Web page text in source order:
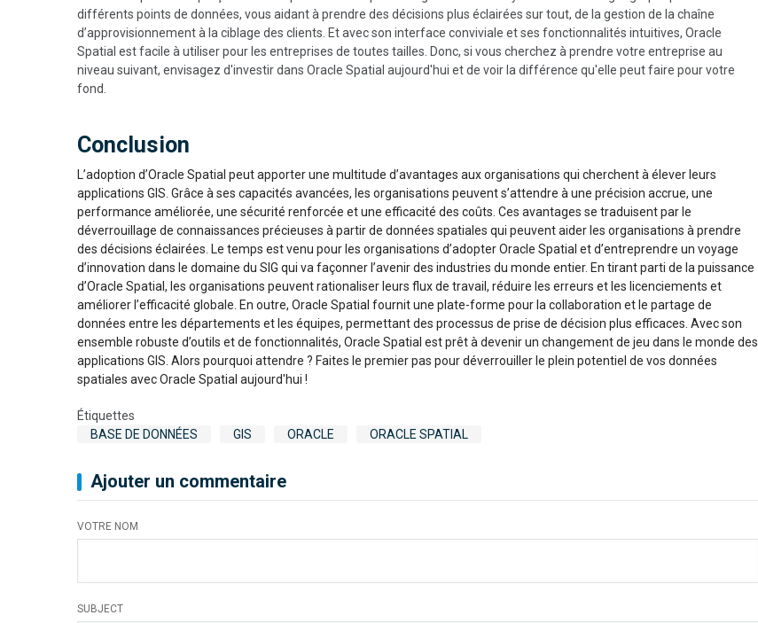
différents points de données, vous aidant à prendre des décisions plus éclairées sur tout, de la gestion de la chaîne
d’approvisionnement à la ciblage des clients. Et avec son interface conviviale et ses fonctionnalités intuitives, Oracle
Spatial est facile à utiliser pour les entreprises de toutes tailles. Donc, si vous cherchez à prendre votre entreprise au
niveau suivant, envisagez d'investir dans Oracle Spatial aujourd'hui et de voir la différence qu'elle peut faire pour votre
fond.
Conclusion
L’adoption d’Oracle Spatial peut apporter une multitude d’avantages aux organisations qui cherchent à élever leurs
applications GIS. Grâce à ses capacités avancées, les organisations peuvent s’attendre à une précision accrue, une
performance améliorée, une sécurité renforcée et une efficacité des coûts. Ces avantages se traduisent par le
déverrouillage de connaissances précieuses à partir de données spatiales qui peuvent aider les organisations à prendre
des décisions éclairées. Le temps est venu pour les organisations d’adopter Oracle Spatial et d’entreprendre un voyage
d’innovation dans le domaine du SIG qui va façonner l’avenir des industries du monde entier. En tirant parti de la puissance
d’Oracle Spatial, les organisations peuvent rationaliser leurs flux de travail, réduire les erreurs et les licenciements et
améliorer l’efficacité globale. En outre, Oracle Spatial fournit une plate-forme pour la collaboration et le partage de
données entre les départements et les équipes, permettant des processus de prise de décision plus efficaces. Avec son
ensemble robuste d’outils et de fonctionnalités, Oracle Spatial est prêt à devenir un changement de jeu dans le monde des
applications GIS. Alors pourquoi attendre ? Faites le premier pas pour déverrouiller le plein potentiel de vos données
spatiales avec Oracle Spatial aujourd'hui !
Étiquettes
BASE DE DONNÉES
GIS ORACLE ORACLE SPATIAL
Ajouter un commentaire
VOTRE NOM
SUBJECT